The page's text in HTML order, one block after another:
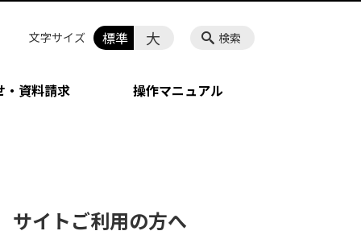
・資料請求 操作マニュアル
検索
文字サイズ 標準 大
サイトご利用の方へ